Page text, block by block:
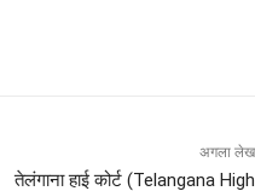
अगला लेख
तेलंगाना हाई कोर्ट (Telangana High